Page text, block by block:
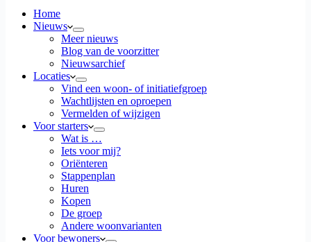
Home
Nieuws
Meer nieuws
Blog van de voorzitter
Nieuwsarchief
Locaties
Vind een woon- of initiatiefgroep
Wachtlijsten en oproepen
Vermelden of wijzigen
Voor starters
Wat is …
Iets voor mij?
Oriënteren
Stappenplan
Huren
Kopen
De groep
Andere woonvarianten
Voor bewoners